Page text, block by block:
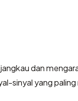
dan
sinyal yang